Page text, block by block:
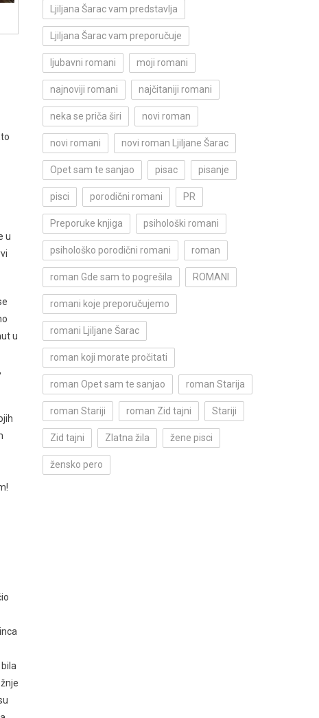
u
u
Ljiljana Šarac vam predstavlja
Ljiljana Šarac vam preporučuje
ljubavni romani moji romani
najnoviji romani najčitaniji romani
neka se priča širi novi roman
novi romani novi roman Ljiljane Šarac
Opet sam te sanjao pisac pisanje
pisci porodični romani PR
Preporuke knjiga psihološki romani
psihološko porodični romani roman
roman Gde sam to pogrešila ROMANI
romani koje preporučujemo
romani Ljiljane Šarac
roman koji morate pročitati
roman Opet sam te sanjao roman Starija
roman Stariji roman Zid tajni Stariji
Zid tajni Zlatna žila žene pisci
žensko pero